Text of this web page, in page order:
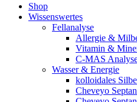
Shop
Wissenswertes
Fellanalyse
Allergie &
Vitamin &
C-MAS
Wasser & Energie
kolloidales
Cheveyo